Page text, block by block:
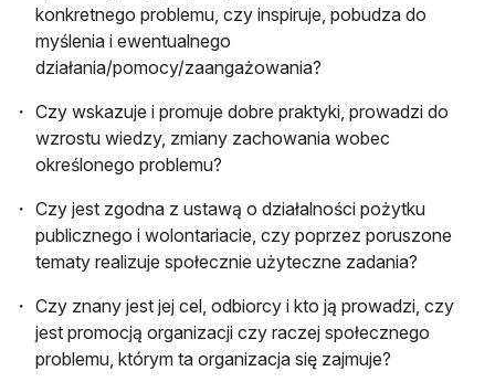
konkretnego problemu, czy inspiruje, pobudza do
myślenia i ewentualnego
działania/pomocy/zaangażowania?
Czy wskazuje i promuje dobre praktyki, prowadzi do
wzrostu wiedzy, zmiany zachowania wobec
określonego problemu?
Czy jest zgodna z ustawą o działalności pożytku
publicznego i wolontariacie, czy poprzez poruszone
tematy realizuje społecznie użyteczne zadania?
Czy znany jest jej cel, odbiorcy i kto ją prowadzi, czy
jest promocją organizacji czy raczej społecznego
problemu, którym ta organizacja się zajmuje?